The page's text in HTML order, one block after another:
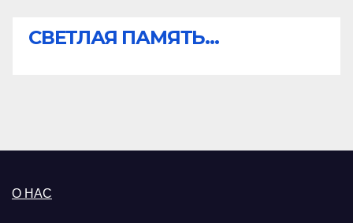
СВЕТЛАЯ ПАМЯТЬ...
О НАС